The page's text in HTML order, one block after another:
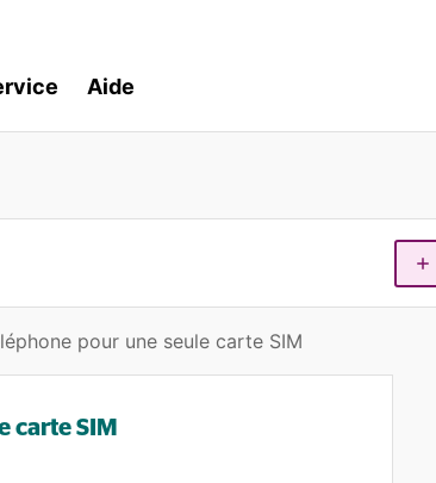
Aide
pour une seule carte SIM
carte SIM